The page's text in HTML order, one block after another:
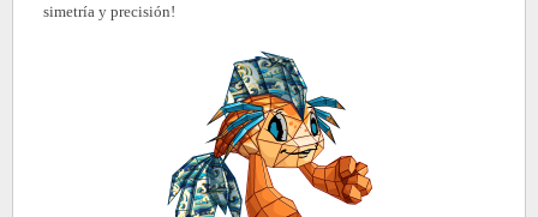
simetría y precisión!